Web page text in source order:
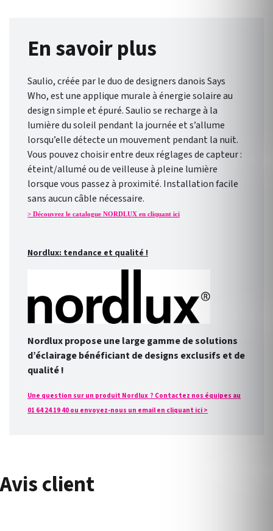
En savoir plus
Saulio, créée par le duo de designers danois Says
Who, est une applique murale à énergie solaire au
design simple et épuré. Saulio se recharge à la
lumière du soleil pendant la journée et s’allume
lorsqu’elle détecte un mouvement pendant la nuit.
Vous pouvez choisir entre deux réglages de capteur :
éteint/allumé ou de veilleuse à pleine lumière
lorsque vous passez à proximité. Installation facile
sans aucun câble nécessaire.
> Découvrez le catalogue NORDLUX en cliquant ici
Nordlux: tendance et qualité !
Nordlux propose une large gamme de solutions
d’éclairage bénéficiant de designs exclusifs et de
qualité !
Une question sur un produit Nordlux ? Contactez nos équipes au
01 64 24 19 40 ou envoyez-nous un email en cliquant ici >
Avis client